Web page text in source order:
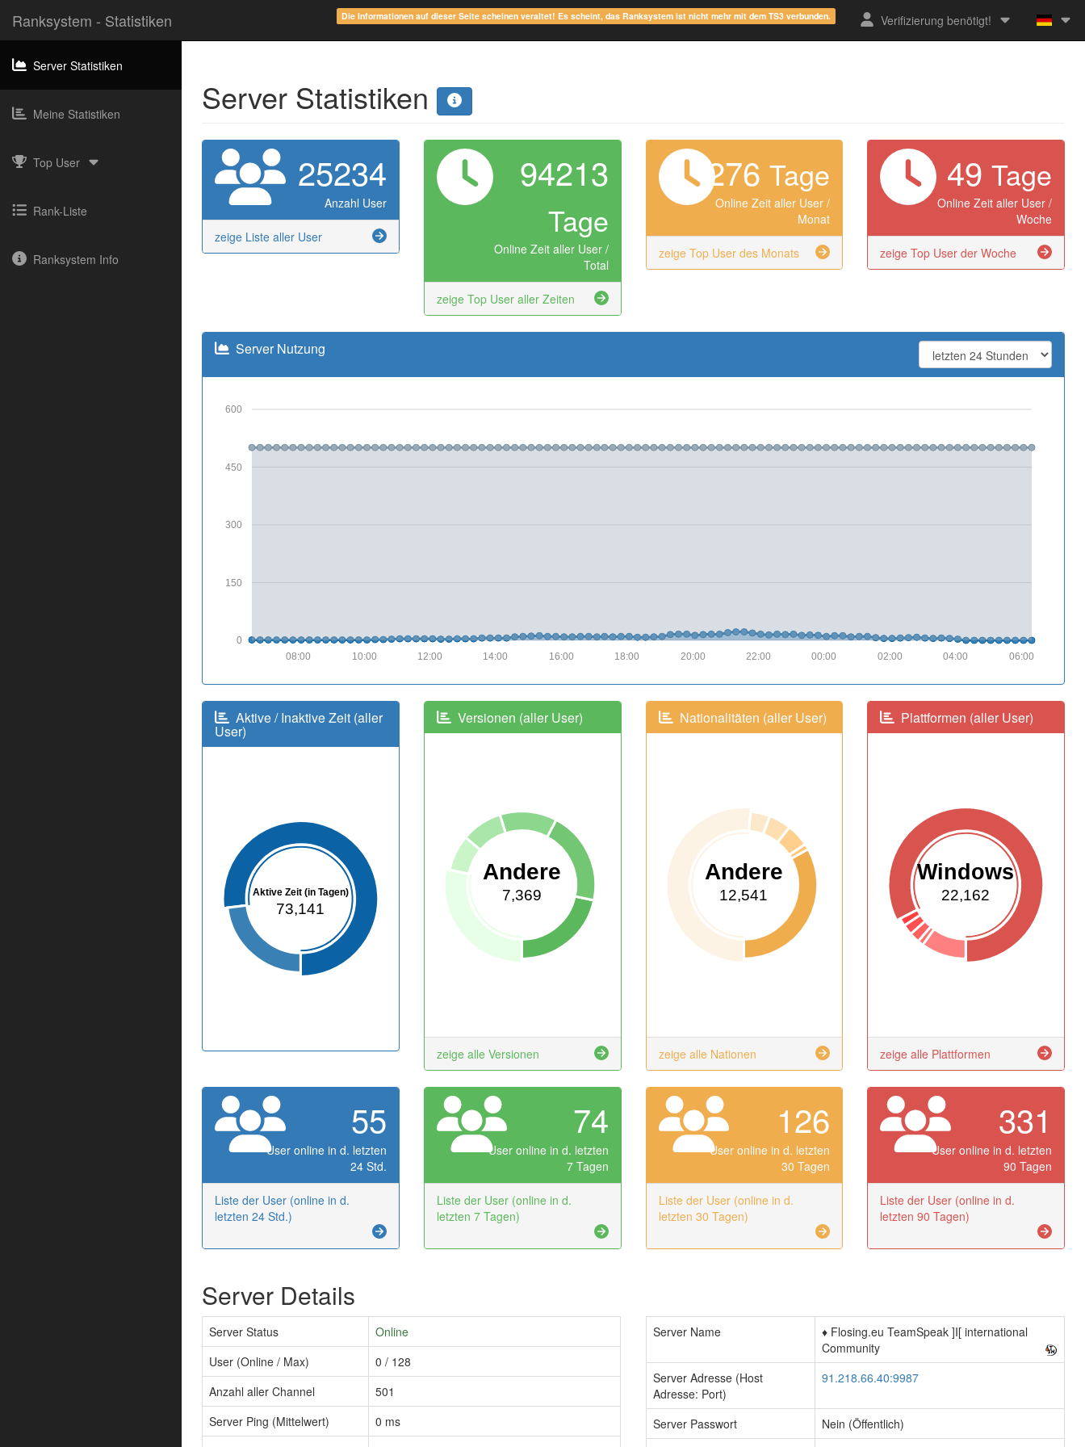
Ranksystem - Statistiken Die Informationen auf dieser Seite scheinen veraltet! Es scheint, das Ranksystem ist nicht mehr mit dem TS3 verbunden. Verifizierung benötigt!
Server Statistiken
Meine Statistiken
Top User
Rank-Liste
Ranksystem Info
Server Statistiken
25234
Anzahl User
zeige Liste aller User
94213
Tage
Online Zeit aller User /
Total
zeige Top User aller Zeiten
276Tage
Online Zeit aller User /
Monat
zeige Top User des Monats
49 Tage
Online Zeit aller User /
Woche
zeige Top User der Woche
Server Nutzung
0
150
300
450
600
06:00
04:00
02:00
00:00
22:00
20:00
18:00
16:00
14:00
12:00
10:00
08:00
Aktive / Inaktive Zeit (aller
User)
Aktive Zeit (in Tagen)
73,141
Versionen (aller User)
Andere
7,369
zeige alle Versionen
Nationalitäten (aller User)
Andere
12,541
zeige alle Nationen
Plattformen (aller User)
Windows
22,162
zeige alle Plattformen
55
User online in d. letzten
24 Std.
Liste der User (online in d.
letzten 24 Std.)
74
User online in d. letzten
7 Tagen
Liste der User (online in d.
letzten 7 Tagen)
126
User online in d. letzten
30 Tagen
Liste der User (online in d.
letzten 30 Tagen)
331
User online in d. letzten
90 Tagen
Liste der User (online in d.
letzten 90 Tagen)
Server Details
Server Status
Online
User (Online / Max)
0 / 128
Anzahl aller Channel
501
Server Ping (Mittelwert)
0 ms
Server Name
♦️ Flosing.eu TeamSpeak ]I[ international
Community
Server Adresse (Host
Adresse: Port)
91.218.66.40:9987
Server Passwort
Nein (Öffentlich)